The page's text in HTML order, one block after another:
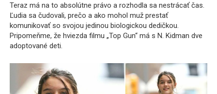
Teraz má na to absolútne právo a rozhodla sa nestrácať čas.
Ľudia sa čudovali, prečo a ako mohol muž prestať
komunikovať so svojou jedinou biologickou dedičkou.
Pripomeňme, že hviezda filmu „Top Gun“ má s N. Kidman dve
adoptované deti.